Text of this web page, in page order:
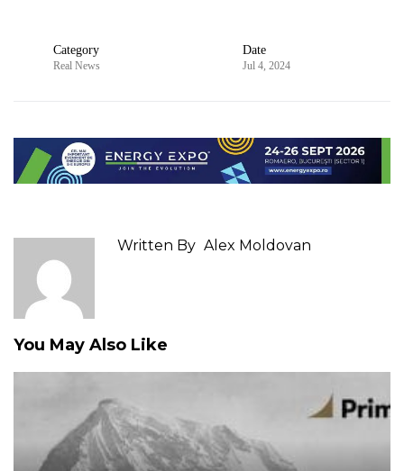
Category
Real News
Date
Jul 4, 2024
Written By Alex Moldovan
You May Also Like